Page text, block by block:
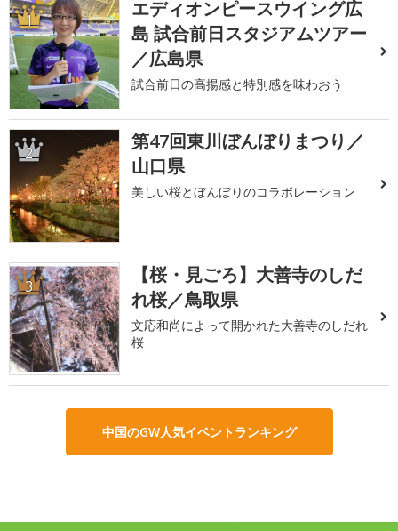
1
エディオンピースウイング広
島 試合前日スタジアムツアー
／広島県
試合前日の高揚感と特別感を味わおう
2
第47回東川ぼんぼりまつり／
山口県
美しい桜とぼんぼりのコラボレーション
3
【桜・見ごろ】大善寺のしだ
れ桜／鳥取県
文応和尚によって開かれた大善寺のしだれ
桜
中国のGW人気イベントランキング